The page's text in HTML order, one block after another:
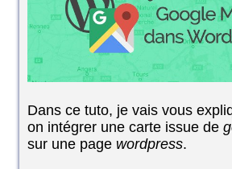
Dans ce tuto, je vais vous
on intégrer une carte issue de
sur une page wordpress.